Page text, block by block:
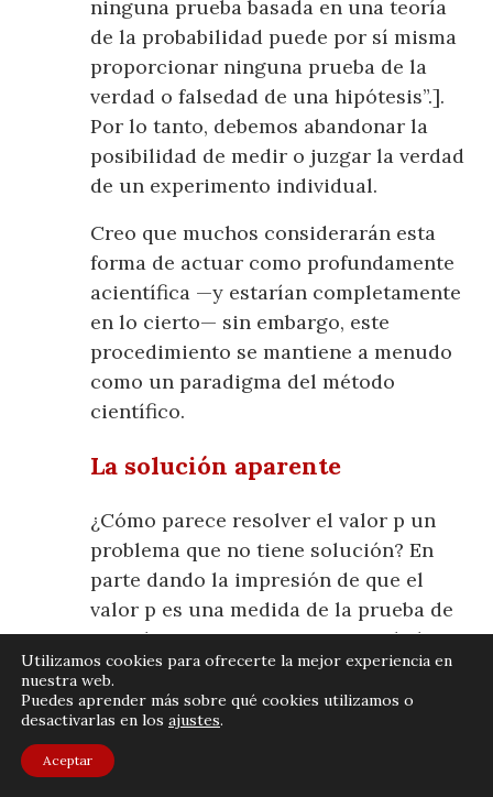
ninguna prueba basada en una teoría
de la probabilidad puede por sí misma
proporcionar ninguna prueba de la
verdad o falsedad de una hipótesis”.].
Por lo tanto, debemos abandonar la
posibilidad de medir o juzgar la verdad
de un experimento individual.
Creo que muchos considerarán esta
forma de actuar como profundamente
acientífica —y estarían completamente
en lo cierto— sin embargo, este
procedimiento se mantiene a menudo
como un paradigma del método
científico.
La solución aparente
¿Cómo parece resolver el valor p un
problema que no tiene solución? En
parte dando la impresión de que el
valor p es una medida de la prueba de
un solo experimento que no viola la
lógica a largo plazo impuesta por el
contraste de hipótesis.
Utilizamos cookies para ofrecerte la mejor experiencia en
nuestra web.
Puedes aprender más sobre qué cookies utilizamos o
desactivarlas en los ajustes.
Aceptar